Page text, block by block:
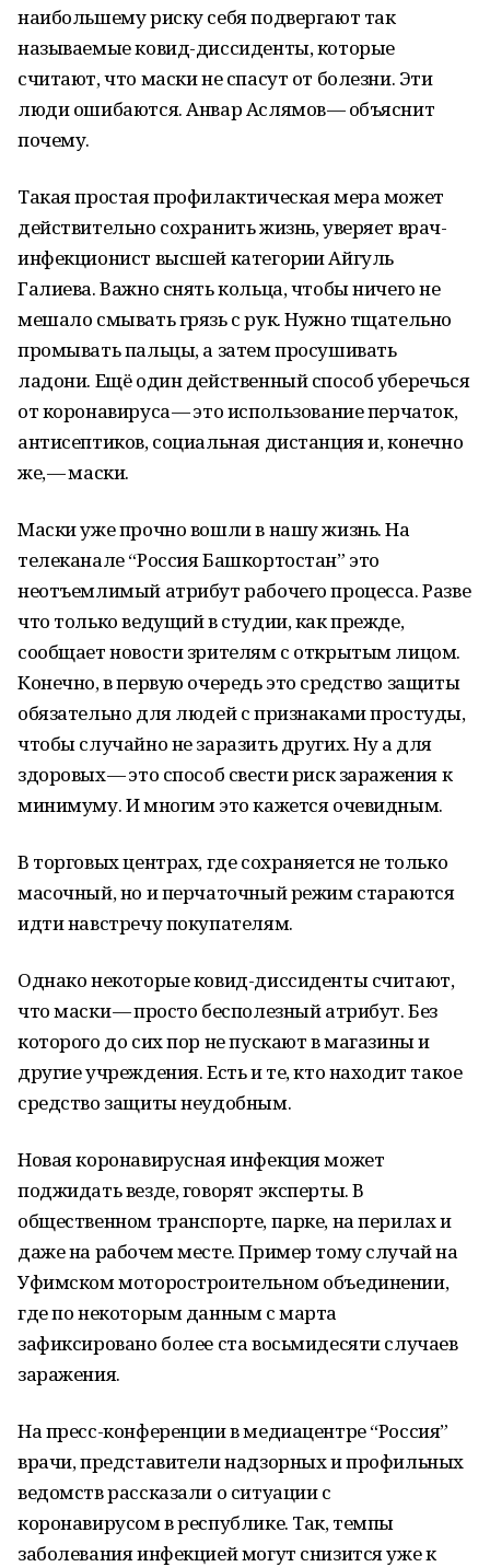
наибольшему риску себя подвергают так
называемые ковид-диссиденты, которые
считают, что маски не спасут от болезни. Эти
люди ошибаются. Анвар Аслямов — объяснит
почему.
Такая простая профилактическая мера может
действительно сохранить жизнь, уверяет врач-
инфекционист высшей категории Айгуль
Галиева. Важно снять кольца, чтобы ничего не
мешало смывать грязь с рук. Нужно тщательно
промывать пальцы, а затем просушивать
ладони. Ещё один действенный способ уберечься
от коронавируса — это использование перчаток,
антисептиков, социальная дистанция и, конечно
же, — маски.
Маски уже прочно вошли в нашу жизнь. На
телеканале “Россия Башкортостан” это
неотъемлимый атрибут рабочего процесса. Разве
что только ведущий в студии, как прежде,
сообщает новости зрителям с открытым лицом.
Конечно, в первую очередь это средство защиты
обязательно для людей с признаками простуды,
чтобы случайно не заразить других. Ну а для
здоровых — это способ свести риск заражения к
минимуму. И многим это кажется очевидным.
В торговых центрах, где сохраняется не только
масочный, но и перчаточный режим стараются
идти навстречу покупателям.
Однако некоторые ковид-диссиденты считают,
что маски — просто бесполезный атрибут. Без
которого до сих пор не пускают в магазины и
другие учреждения. Есть и те, кто находит такое
средство защиты неудобным.
Новая коронавирусная инфекция может
поджидать везде, говорят эксперты. В
общественном транспорте, парке, на перилах и
даже на рабочем месте. Пример тому случай на
Уфимском моторостроительном объединении,
где по некоторым данным с марта
зафиксировано более ста восьмидесяти случаев
заражения.
На пресс-конференции в медиацентре “Россия”
врачи, представители надзорных и профильных
ведомств рассказали о ситуации с
коронавирусом в республике. Так, темпы
заболевания инфекцией могут снизится уже к